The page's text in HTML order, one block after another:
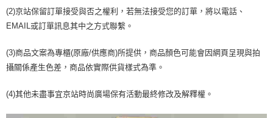
醒簡訊。
2.透過簡訊連結打開帳單後，可選擇「超商條碼／台灣大直營門市／銀行轉
【注意事項】
1.本服務係由「台灣大哥大股份有限公司」（以下簡稱本公司）所提供，讓
買賣價金債權讓與本公司後，依約使用本公司帳單繳交帳款。
2.基於同意付款使用「大哥付你分期」之契約關係目的，商店將以您的個人
【「AFTEE先享後付」結帳流程】
１．於結帳方式選擇「AFTEE先享後付」後，將跳轉至「AFTEE先享後付」
結帳頁面，進行簡訊認證並確認金額後，即可完成結帳。
３．收到繳費通知簡訊後14天內，點擊此簡訊中的連結，可透過四大超商／
ATM／網路銀行／等多元方式進行付款，方視為交易完成。
※ 請注意：結帳手續完成當下不需立刻繳費，但若您需要取消訂單，請聯絡
後付繳納相關費用。
是否繳費成功／繳費後需取消欲退款等相關疑問，請聯繫「AFTEE先享後付
每筆NT$70，滿NT$899(含以上)免運費
付款後7-11取貨
宅配
(2)京站保留訂單接受與否之權利，若無法接受您的訂單，將以電話、
EMAIL或訂單訊息其中之方式聯繫。
(3)商品文案為專櫃(原廠/供應商)所提供，商品顏色可能會因網頁呈現與拍
攝關係產生色差，商品依實際供貨樣式為準。
(4)其他未盡事宜京站時尚廣場保有活動最終修改及解釋權。